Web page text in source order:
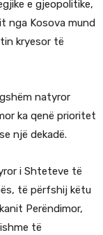
e gjeopolitike,
nga Kosova mund
kryesor të
natyror
ka qenë prioritet
një dekadë.
i Shteteve të
të përfshij këtu
Perëndimor,
të